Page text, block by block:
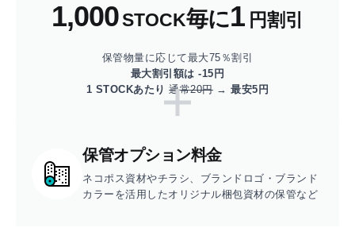
1,000STOCK毎に1 円割引
保管物量に応じて最大75％割引
最大割引額は -15円
1 STOCKあたり 通常20円→最安5円
保管オプション料金
ネコポス資材やチラシ、 ブランドロゴ・ブランド
カラーを活用したオリジナル梱包資材の保管など